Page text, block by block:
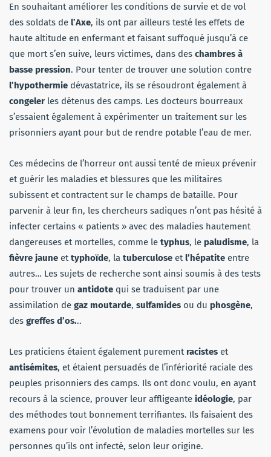
En souhaitant améliorer les conditions de survie et de vol
des soldats de l’Axe, ils ont par ailleurs testé les effets de
haute altitude en enfermant et faisant suffoqué jusqu’à ce
que mort s’en suive, leurs victimes, dans des chambres à
basse pression. Pour tenter de trouver une solution contre
l’hypothermie dévastatrice, ils se résoudront également à
congeler les détenus des camps. Les docteurs bourreaux
s’essaient également à expérimenter un traitement sur les
prisonniers ayant pour but de rendre potable l’eau de mer.
Ces médecins de l’horreur ont aussi tenté de mieux prévenir
et guérir les maladies et blessures que les militaires
subissent et contractent sur le champs de bataille. Pour
parvenir à leur fin, les chercheurs sadiques n’ont pas hésité à
infecter certains « patients » avec des maladies hautement
dangereuses et mortelles, comme le typhus, le paludisme, la
fièvre jaune ettyphoïde, la tuberculose etl’hépatite entre
autres… Les sujets de recherche sont ainsi soumis à des tests
pour trouver un antidote qui se traduisent par une
assimilation de gaz moutarde, sulfamides ou du phosgène,
des greffes d’os...
Les praticiens étaient également purement racistes et
antisémites, et étaient persuadés de l’infériorité raciale des
peuples prisonniers des camps. Ils ont donc voulu, en ayant
recours à la science, prouver leur affligeante idéologie, par
des méthodes tout bonnement terrifiantes. Ils faisaient des
examens pour voir l’évolution de maladies mortelles sur les
personnes qu’ils ont infecté, selon leur origine.